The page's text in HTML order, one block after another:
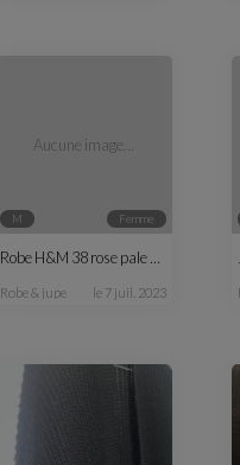
Aucune image...
M femme
Robe H&M 38 rose pale et noire
robe & jupe le 7 juil. 2023